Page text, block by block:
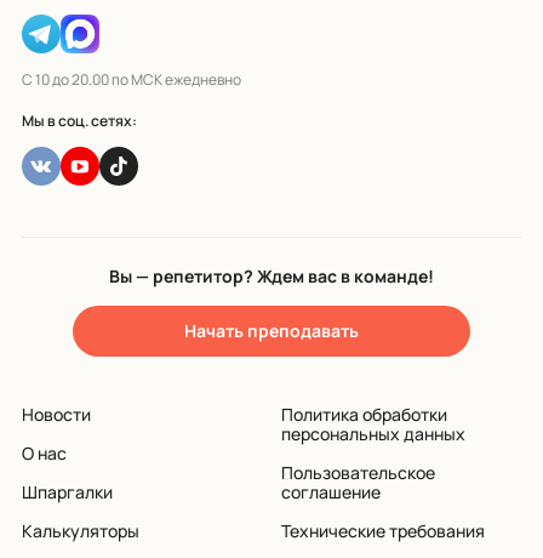
С 10 до 20.00 по МСК ежедневно
Мы в соц. сетях:
Вы — репетитор? Ждем вас в команде!
Начать преподавать
Новости
О нас
Шпаргалки
Калькуляторы
Политика обработки
персональных данных
Пользовательское
соглашение
Технические требования